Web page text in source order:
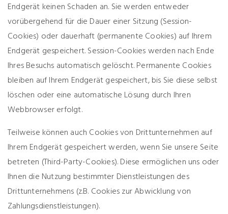
Endgerät keinen Schaden an. Sie werden entweder
vorübergehend für die Dauer einer Sitzung (Session-
Cookies) oder dauerhaft (permanente Cookies) auf Ihrem
Endgerät gespeichert. Session-Cookies werden nach Ende
Ihres Besuchs automatisch gelöscht. Permanente Cookies
bleiben auf Ihrem Endgerät gespeichert, bis Sie diese selbst
löschen oder eine automatische Lösung durch Ihren
Webbrowser erfolgt.
Teilweise können auch Cookies von Drittunternehmen auf
Ihrem Endgerät gespeichert werden, wenn Sie unsere Seite
betreten (Third-Party-Cookies). Diese ermöglichen uns oder
Ihnen die Nutzung bestimmter Dienstleistungen des
Drittunternehmens (z.B. Cookies zur Abwicklung von
Zahlungsdienstleistungen).